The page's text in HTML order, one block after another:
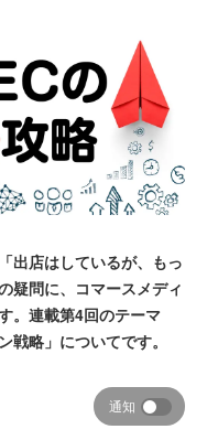
出店はしているが、もっ
疑問に、コマースメディ
。連載第4回のテーマ
戦略」についてです。
通知